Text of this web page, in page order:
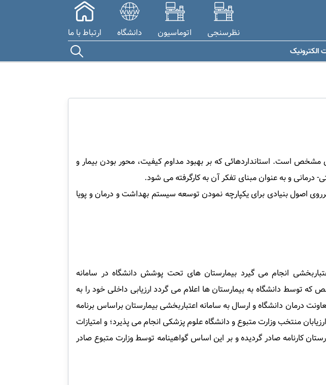
نظرسنجی اتوماسیون دانشگاه ارتباط با ما
الکترونیک
مشخص است. استانداردهائی که بر بهبود مداوم کیفیت، محور بودن بیمار و
درمانی و به عنوان مبنای تفکر آن به کارگرفته می شود.
اصول بنیادی برای یکپارچه نمودن توسعه سیستم بهداشت و درمان و پویا
انجام می گیرد بیمارستان های تحت پوشش دانشگاه در سامانه
که توسط دانشگاه به بیمارستان ها اعلام می گردد ارزیابی داخلی خود را به
درمان دانشگاه و ارسال به سامانه اعتباربخشی بیمارستان براساس برنامه
منتخب وزارت متبوع و دانشگاه علوم پزشکی انجام می پذیرد؛ و امتیازات
کارنامه صادر گردیده و بر این اساس گواهینامه توسط وزارت متبوع صادر